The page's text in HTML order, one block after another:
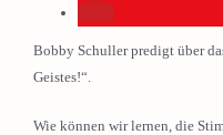
Bobby Schuller predigt über
Geistes!“.
Wie können wir lernen, die